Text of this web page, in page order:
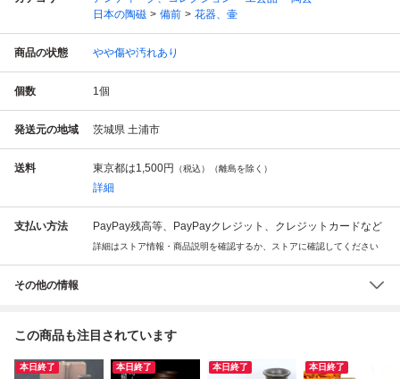
日本の陶磁
備前 花器、壷
商品の状態 やや傷や汚れあり
個数 1個
発送元の地域 茨城県 土浦市
送料 東京都は1,500円 （税込）（離島を除く）
詳細
支払い方法 PayPay残高等、PayPayクレジット、クレジットカードなど
詳細はストア情報・商品説明を確認するか、ストアに確認してください
その他の情報
この商品も注目されています
本日終了 本日終了 本日終了 本日終了